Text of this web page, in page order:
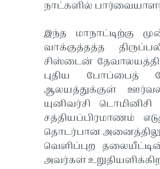
நாட்களில்
இந்த மாநாட்டிற்கு
வாக்குத்தத்த
சிஸ்டைன்
புதிய போப்பைத்
ஆலயத்துக்குள்
யுனிவர்சி
சத்தியப்பிரமாணம்
தொடர்பான
வெளிப்புற
அவர்கள்